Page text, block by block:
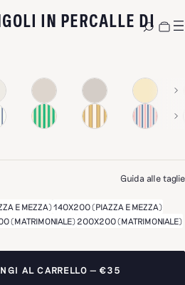
IN PERCALLE DI
Guida alle taglie
E MEZZA)140X200 (PIAZZA E MEZZA)
(MATRIMONIALE) 200X200 (MATRIMONIALE)
AL CARRELLO €35